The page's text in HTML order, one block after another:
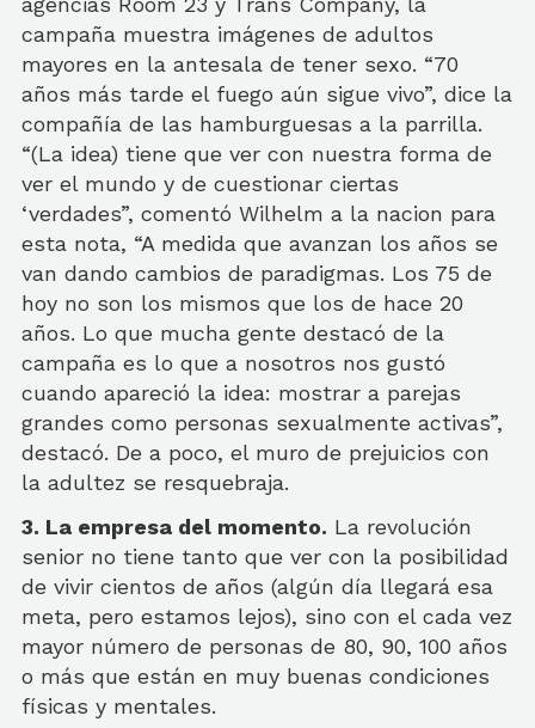
campaña muestra imágenes de adultos
mayores en la antesala de tener sexo. “70
años más tarde el fuego aún sigue vivo”, dice la
compañía de las hamburguesas a la parrilla.
“(La idea) tiene que ver con nuestra forma de
ver el mundo y de cuestionar ciertas
‘verdades”, comentó Wilhelm a la nacion para
esta nota, “A medida que avanzan los años se
van dando cambios de paradigmas. Los 75 de
hoy no son los mismos que los de hace 20
años. Lo que mucha gente destacó de la
campaña es lo que a nosotros nos gustó
cuando apareció la idea: mostrar a parejas
grandes como personas sexualmente activas”,
destacó. De a poco, el muro de prejuicios con
la adultez se resquebraja.
3. La empresa del momento. La revolución
senior no tiene tanto que ver con la posibilidad
de vivir cientos de años (algún día llegará esa
meta, pero estamos lejos), sino con el cada vez
mayor número de personas de 80, 90, 100 años
o más que están en muy buenas condiciones
físicas y mentales.